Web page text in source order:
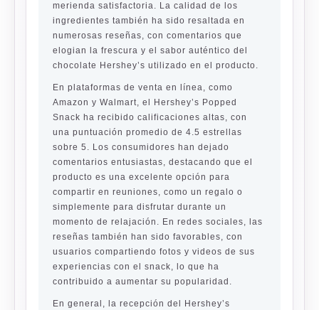
merienda satisfactoria. La calidad de los
ingredientes también ha sido resaltada en
numerosas reseñas, con comentarios que
elogian la frescura y el sabor auténtico del
chocolate Hershey’s utilizado en el producto.
En plataformas de venta en línea, como
Amazon y Walmart, el Hershey’s Popped
Snack ha recibido calificaciones altas, con
una puntuación promedio de 4.5 estrellas
sobre 5. Los consumidores han dejado
comentarios entusiastas, destacando que el
producto es una excelente opción para
compartir en reuniones, como un regalo o
simplemente para disfrutar durante un
momento de relajación. En redes sociales, las
reseñas también han sido favorables, con
usuarios compartiendo fotos y videos de sus
experiencias con el snack, lo que ha
contribuido a aumentar su popularidad.
En general, la recepción del Hershey’s